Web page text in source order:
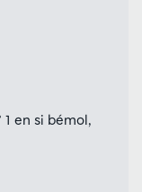
en si bémol,